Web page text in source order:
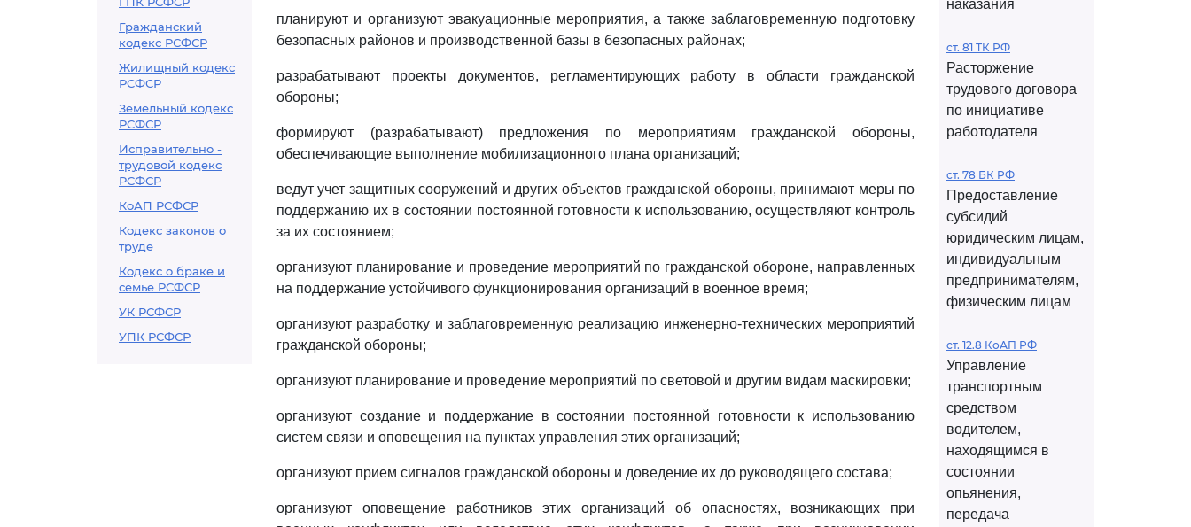
Гражданский
кодекс РСФСР
Жилищный кодекс
РСФСР
Земельный кодекс
РСФСР
Исправительно -
трудовой кодекс
РСФСР
КоАП РСФСР
Кодекс законов о
труде
Кодекс о браке и
семье РСФСР
УК РСФСР
УПК РСФСР
планируют и организуют эвакуационные мероприятия, а также заблаговременную подготовку
безопасных районов и производственной базы в безопасных районах;
разрабатывают проекты документов, регламентирующих работу в области гражданской
обороны;
формируют (разрабатывают) предложения по мероприятиям гражданской обороны,
обеспечивающие выполнение мобилизационного плана организаций;
ведут учет защитных сооружений и других объектов гражданской обороны, принимают меры по
поддержанию их в состоянии постоянной готовности к использованию, осуществляют контроль
за их состоянием;
организуют планирование и проведение мероприятий по гражданской обороне, направленных
на поддержание устойчивого функционирования организаций в военное время;
организуют разработку и заблаговременную реализацию инженерно-технических мероприятий
гражданской обороны;
организуют планирование и проведение мероприятий по световой и другим видам маскировки;
организуют создание и поддержание в состоянии постоянной готовности к использованию
систем связи и оповещения на пунктах управления этих организаций;
организуют прием сигналов гражданской обороны и доведение их до руководящего состава;
организуют оповещение работников этих организаций об опасностях, возникающих при
наказания
ст. 81 ТК РФ
Расторжение
трудового договора
по инициативе
работодателя
ст. 78 БК РФ
Предоставление
субсидий
юридическим лицам,
индивидуальным
предпринимателям,
физическим лицам
ст. 12.8 КоАП РФ
Управление
транспортным
средством
водителем,
находящимся в
состоянии
опьянения,
передача